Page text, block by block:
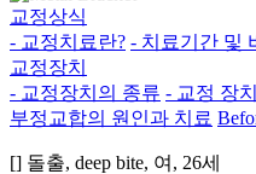
교정상식
- 교정치료란? - 치료기간 및
교정장치
- 교정장치의 종류 - 교정 장
부정교합의 원인과 치료
[] 돌출, deep bite, 여, 26세